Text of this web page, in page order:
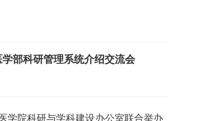
部科研管理系统介绍交流会
学院科研与学科建设办公室联合举办